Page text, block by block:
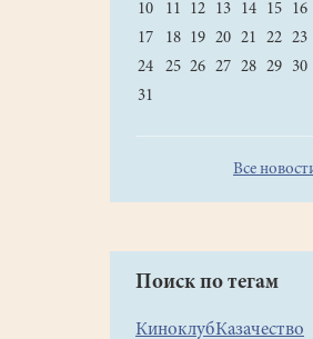
10
11 12 13 14 15
16
17
18 19 20 21 22 23
24
25 26 27 28 29
30
31
Все
Поиск по тегам
КиноклубКазачество